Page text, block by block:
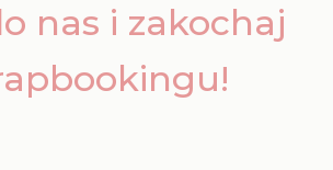
nas i zakochaj